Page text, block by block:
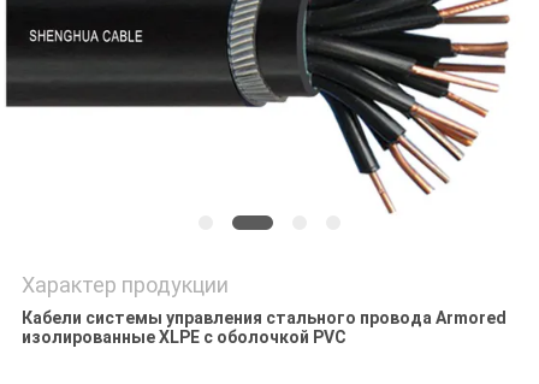
ОТПРАВИТЬ
ЗАПРОС
ПОЛИТИКА
Характер продукции
Кабели системы управления стального провода Armored
изолированные XLPE с оболочкой PVC